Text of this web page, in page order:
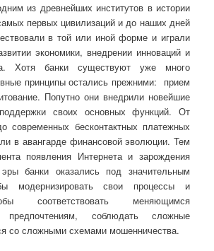
из древнейших институтов в истории
первых цивилизаций и до наших дней
в той или иной форме и играли
экономики, внедрении инноваций и
Хотя банки существуют уже много
принципы остались прежними: прием
Попутно они внедрили новейшие
своих основных функций. От
современных бесконтактных платежных
в авангарде финансовой эволюции. Тем
появления Интернета и зарождения
банки оказались под значительным
модернизировать свои процессы и
соответствовать меняющимся
предпочтениям, соблюдать сложные
со сложными схемами мошенничества.